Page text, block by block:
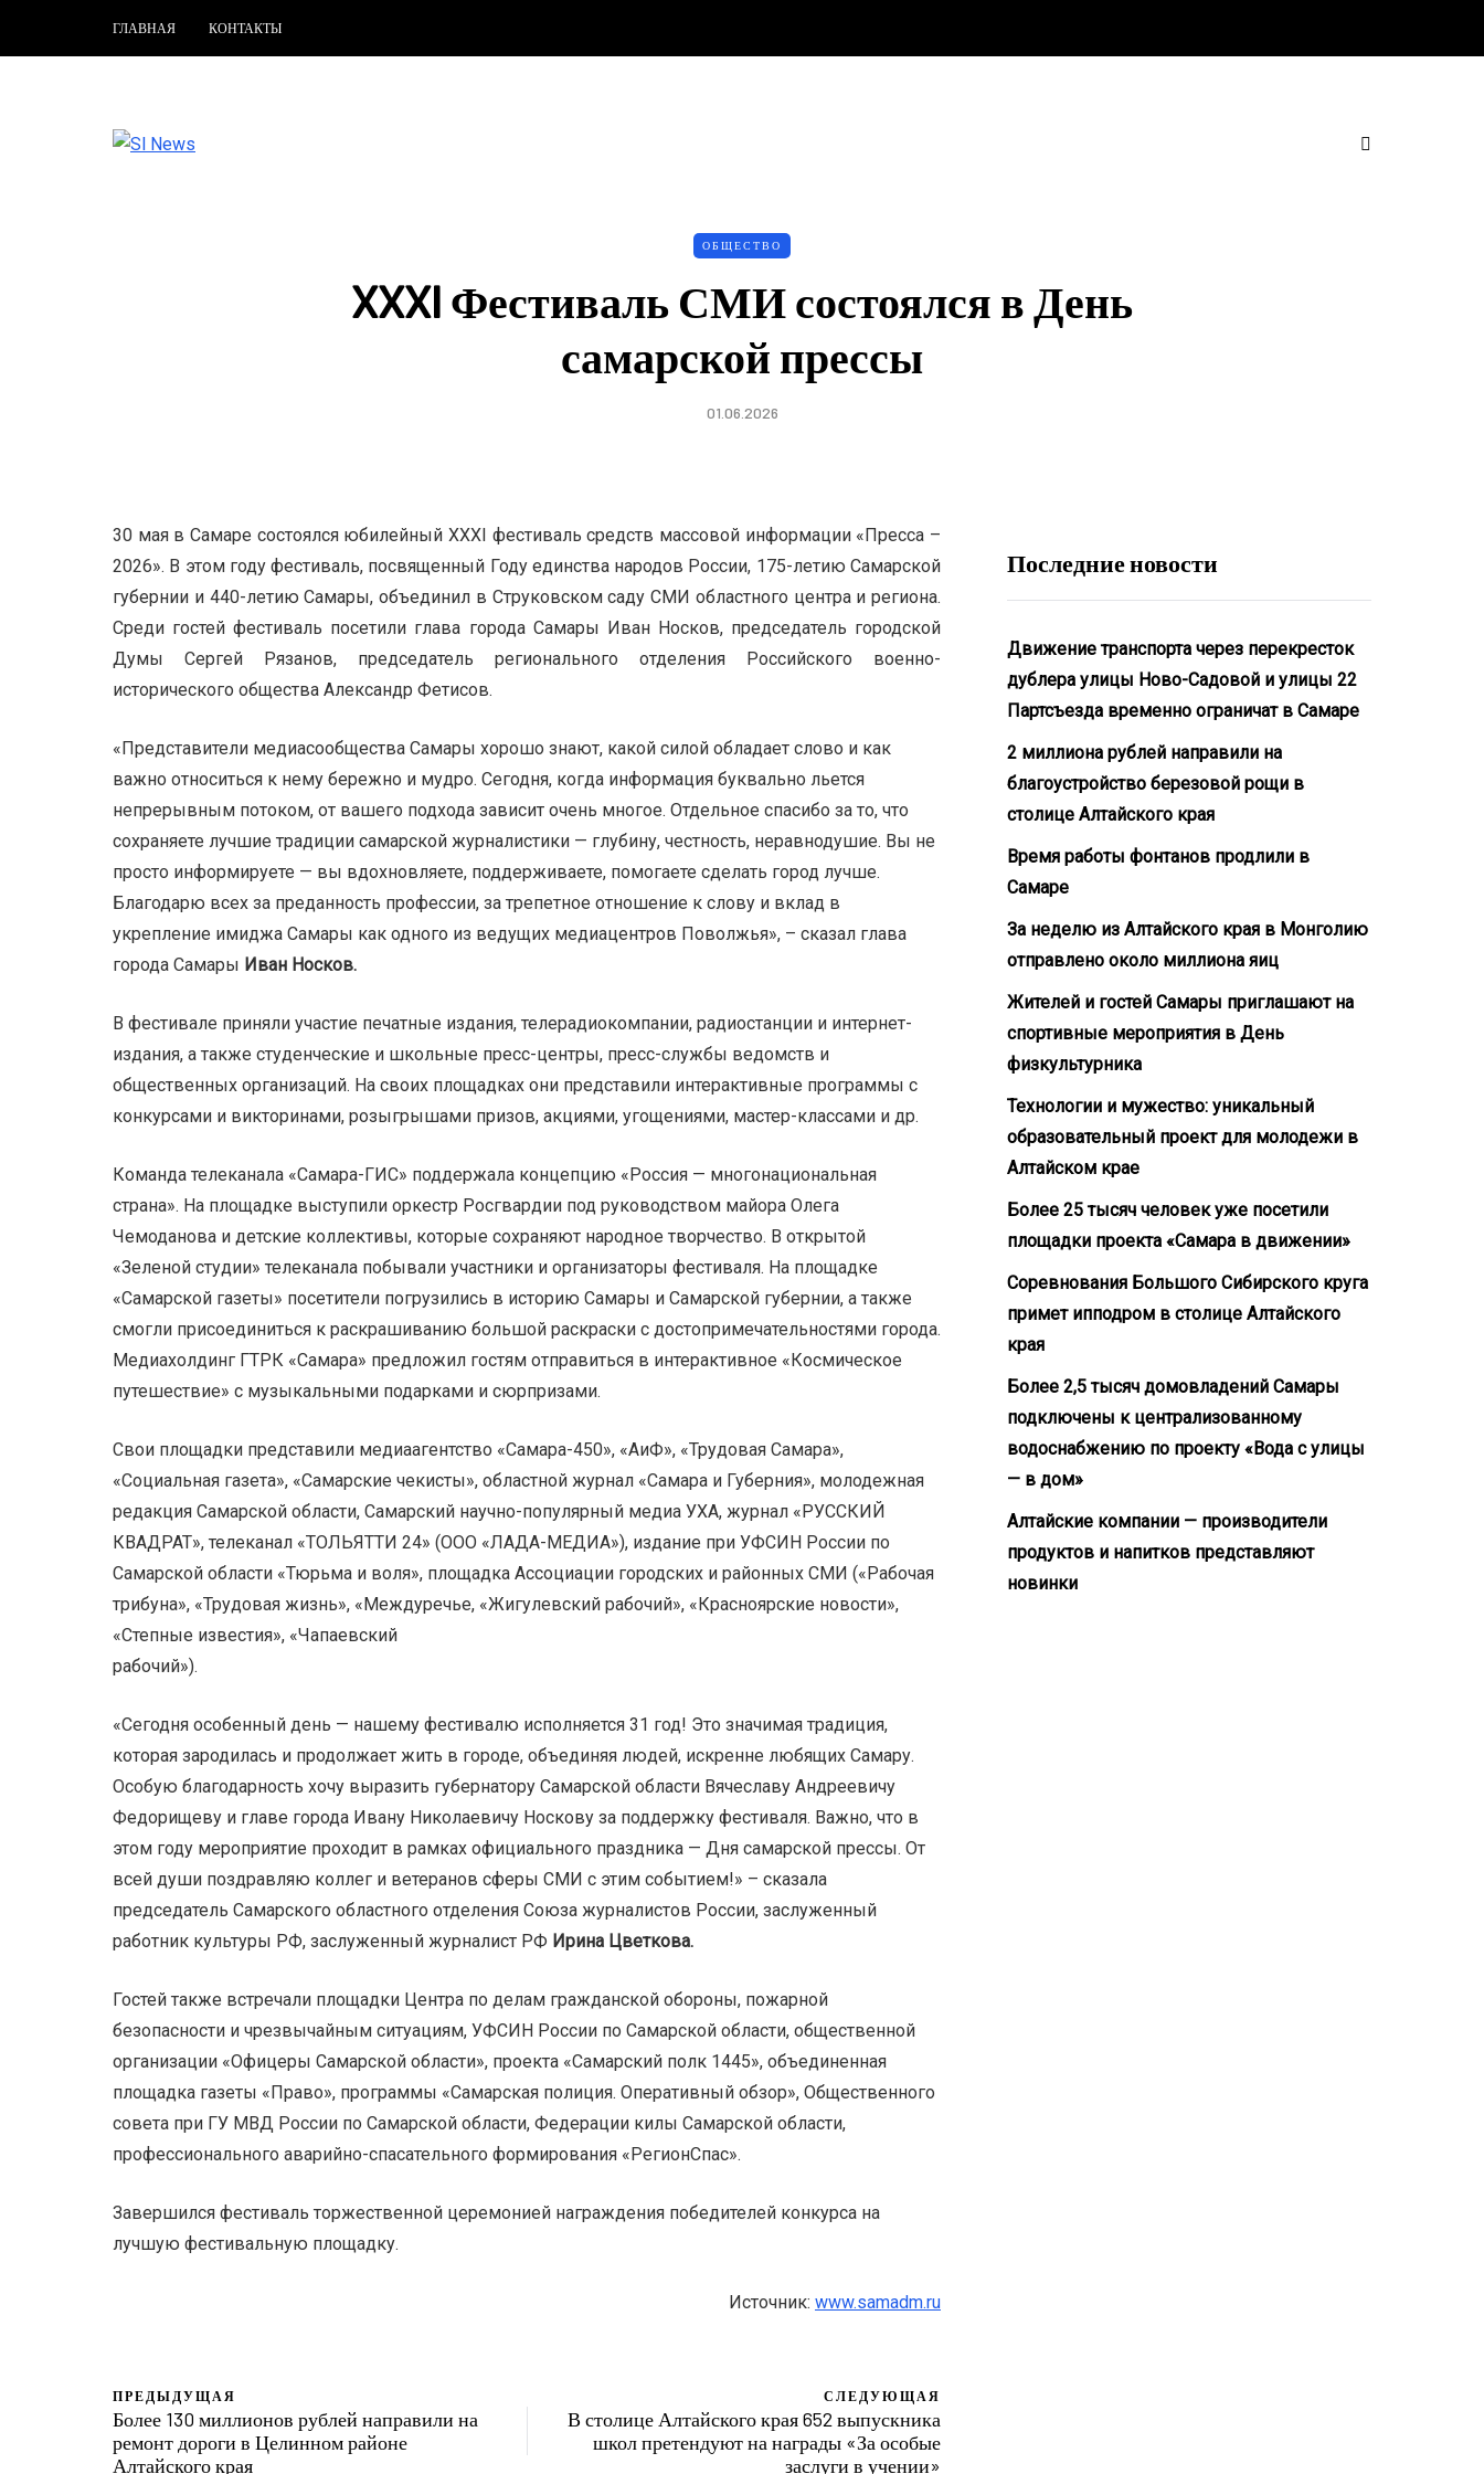
ГЛАВНАЯ КОНТАКТЫ
ОБЩЕСТВО
XXXI Фестиваль СМИ состоялся в День
самарской прессы
01.06.2026
30 мая в Самаре состоялся юбилейный XXXI фестиваль средств массовой информации «Пресса –
2026». В этом году фестиваль, посвященный Году единства народов России, 175-летию Самарской
губернии и 440-летию Самары, объединил в Струковском саду СМИ областного центра и региона.
Среди гостей фестиваль посетили глава города Самары Иван Носков, председатель городской
Думы Сергей Рязанов, председатель регионального отделения Российского военно-
исторического общества Александр Фетисов.
«Представители медиасообщества Самары хорошо знают, какой силой обладает слово и как
важно относиться к нему бережно и мудро. Сегодня, когда информация буквально льется
непрерывным потоком, от вашего подхода зависит очень многое. Отдельное спасибо за то, что
сохраняете лучшие традиции самарской журналистики — глубину, честность, неравнодушие. Вы не
просто информируете — вы вдохновляете, поддерживаете, помогаете сделать город лучше.
Благодарю всех за преданность профессии, за трепетное отношение к слову и вклад в
укрепление имиджа Самары как одного из ведущих медиацентров Поволжья», – сказал глава
города Самары Иван Носков.
В фестивале приняли участие печатные издания, телерадиокомпании, радиостанции и интернет-
издания, а также студенческие и школьные пресс-центры, пресс-службы ведомств и
общественных организаций. На своих площадках они представили интерактивные программы с
конкурсами и викторинами, розыгрышами призов, акциями, угощениями, мастер-классами и др.
Команда телеканала «Самара-ГИС» поддержала концепцию «Россия — многонациональная
страна». На площадке выступили оркестр Росгвардии под руководством майора Олега
Чемоданова и детские коллективы, которые сохраняют народное творчество. В открытой
«Зеленой студии» телеканала побывали участники и организаторы фестиваля. На площадке
«Самарской газеты» посетители погрузились в историю Самары и Самарской губернии, а также
смогли присоединиться к раскрашиванию большой раскраски с достопримечательностями города.
Медиахолдинг ГТРК «Самара» предложил гостям отправиться в интерактивное «Космическое
путешествие» с музыкальными подарками и сюрпризами.
Свои площадки представили медиаагентство «Самара-450», «АиФ», «Трудовая Самара»,
«Социальная газета», «Самарские чекисты», областной журнал «Самара и Губерния», молодежная
редакция Самарской области, Самарский научно-популярный медиа УХА, журнал «РУССКИЙ
КВАДРАТ», телеканал «ТОЛЬЯТТИ 24» (ООО «ЛАДА-МЕДИА»), издание при УФСИН России по
Самарской области «Тюрьма и воля», площадка Ассоциации городских и районных СМИ («Рабочая
трибуна», «Трудовая жизнь», «Междуречье, «Жигулевский рабочий», «Красноярские новости»,
«Степные известия», «Чапаевский
рабочий»).
«Сегодня особенный день — нашему фестивалю исполняется 31 год! Это значимая традиция,
которая зародилась и продолжает жить в городе, объединяя людей, искренне любящих Самару.
Особую благодарность хочу выразить губернатору Самарской области Вячеславу Андреевичу
Федорищеву и главе города Ивану Николаевичу Носкову за поддержку фестиваля. Важно, что в
этом году мероприятие проходит в рамках официального праздника — Дня самарской прессы. От
всей души поздравляю коллег и ветеранов сферы СМИ с этим событием!» – сказала
председатель Самарского областного отделения Союза журналистов России, заслуженный
работник культуры РФ, заслуженный журналист РФ Ирина Цветкова.
Гостей также встречали площадки Центра по делам гражданской обороны, пожарной
безопасности и чрезвычайным ситуациям, УФСИН России по Самарской области, общественной
организации «Офицеры Самарской области», проекта «Самарский полк 1445», объединенная
площадка газеты «Право», программы «Самарская полиция. Оперативный обзор», Общественного
совета при ГУ МВД России по Самарской области, Федерации килы Самарской области,
профессионального аварийно-спасательного формирования «РегионСпас».
Завершился фестиваль торжественной церемонией награждения победителей конкурса на
лучшую фестивальную площадку.
Источник: www.samadm.ru
ПРЕДЫДУЩАЯ
Более 130 миллионов рублей направили на
ремонт дороги в Целинном районе
Алтайского края
СЛЕДУЮЩАЯ
В столице Алтайского края 652 выпускника
школ претендуют на награды «За особые
заслуги в учении»
Последние новости
Движение транспорта через перекресток
дублера улицы Ново-Садовой и улицы 22
Партсъезда временно ограничат в Самаре
2 миллиона рублей направили на
благоустройство березовой рощи в
столице Алтайского края
Время работы фонтанов продлили в
Самаре
За неделю из Алтайского края в Монголию
отправлено около миллиона яиц
Жителей и гостей Самары приглашают на
спортивные мероприятия в День
физкультурника
Технологии и мужество: уникальный
образовательный проект для молодежи в
Алтайском крае
Более 25 тысяч человек уже посетили
площадки проекта «Самара в движении»
Соревнования Большого Сибирского круга
примет ипподром в столице Алтайского
края
Более 2,5 тысяч домовладений Самары
подключены к централизованному
водоснабжению по проекту «Вода с улицы
— в дом»
Алтайские компании — производители
продуктов и напитков представляют
новинки